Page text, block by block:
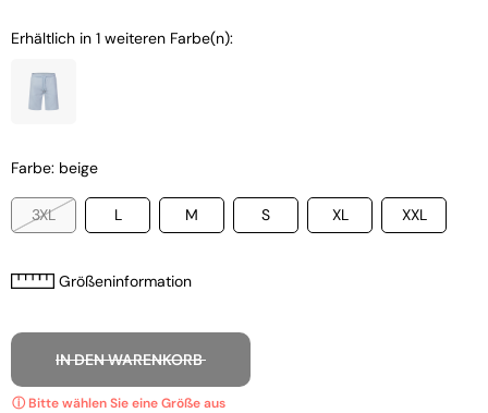
Erhältlich in 1 weiteren Farbe(n):
Farbe: beige
3XL L M S XL XXL
Größeninformation
IN DEN WARENKORB